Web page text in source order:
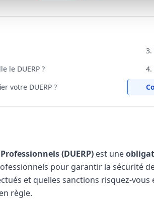
le DUERP ?
votre DUERP ?
3.
4.
(DUERP) est une
pour garantir la sécurité
et quelles sanctions risquez-
règle.